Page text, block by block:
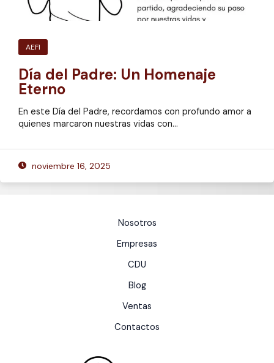
AEFI
Día del Padre: Un Homenaje
Eterno
En este Día del Padre, recordamos con profundo amor a
quienes marcaron nuestras vidas con…
noviembre 16, 2025
Nosotros
Empresas
CDU
Blog
Ventas
Contactos